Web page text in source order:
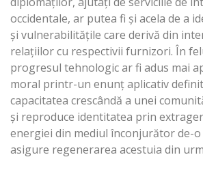
occidentale, ar putea fi și acela de a
și vulnerabilitățile care derivă din
relațiilor cu respectivii furnizori. În
progresul tehnologic ar fi adus mai
moral printr-un enunț aplicativ
capacitatea crescândă a unei
și reproduce identitatea prin
energiei din mediul înconjurător de-o
asigure regenerarea acestuia din